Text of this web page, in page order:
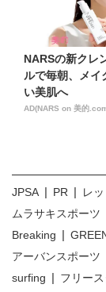
NARSの新クレ
ルで毎朝、メイ
い美肌へ
AD(NARS on 美的
JPSA PR レ
ムラサキスポーツ
Breaking
アーバンスポーツ
surfing
フリー